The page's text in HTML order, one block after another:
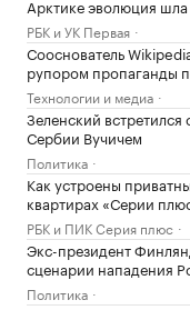
Арктике эволюция
РБК и УК Первая
Сооснователь
рупором пропаганды
Технологии и медиа
Зеленский встретился
Сербии Вучичем
Политика
Как устроены
квартирах «Серии
РБК и ПИК Серия плюс
Экс-президент
сценарии нападения
Политика